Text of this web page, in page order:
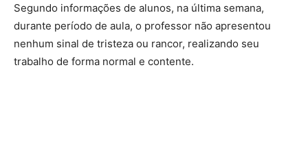
Segundo informações de alunos, na última semana,
durante período de aula, o professor não apresentou
nenhum sinal de tristeza ou rancor, realizando seu
trabalho de forma normal e contente.